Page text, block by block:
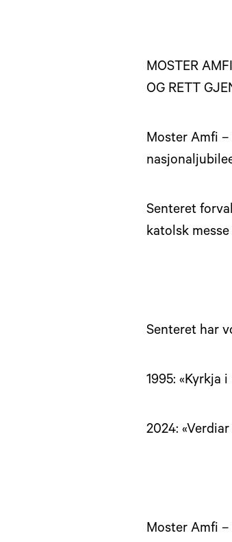
MOSTER
OG RETT
Moster Amfi
Senteret
katolsk
Senteret har
1995: «Kyrkja
2024:
Moster Amfi